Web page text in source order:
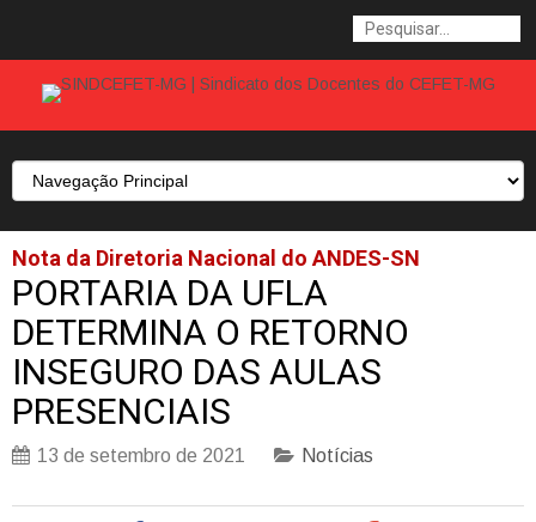
Nota da Diretoria Nacional do ANDES-SN
PORTARIA DA UFLA
DETERMINA O RETORNO
INSEGURO DAS AULAS
PRESENCIAIS
13 de setembro de 2021 Notícias